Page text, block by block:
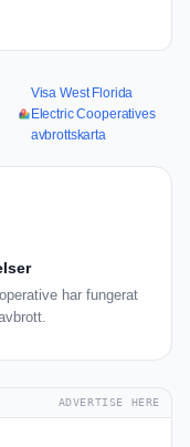
Visa West Florida
Electric Cooperatives
avbrottskarta
har fungerat
ADVERTISE HERE